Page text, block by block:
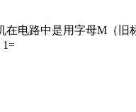
在电路中是用字母M（